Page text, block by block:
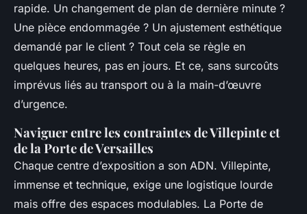
rapide. Un changement de plan de dernière minute ?
Une pièce endommagée ? Un ajustement esthétique
demandé par le client ? Tout cela se règle en
quelques heures, pas en jours. Et ce, sans surcoûts
imprévus liés au transport ou à la main-d’œuvre
d’urgence.
Naviguer entre les contraintes de Villepinte et
de la Porte de Versailles
Chaque centre d’exposition a son ADN. Villepinte,
immense et technique, exige une logistique lourde
mais offre des espaces modulables. La Porte de